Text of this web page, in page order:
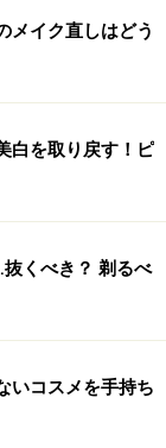
メイク直しはどう
白を取り戻す！ピ
くべき？ 剃るべ
いコスメを手持ち